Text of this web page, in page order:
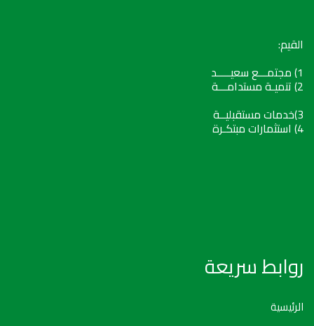
القيم:
1) مجتمـــع سعيـــــد
2) تنميـة مستدامـــة
3)خدمات مستقبليــة
4) استثمارات مبتكـرة
روابط سريعة
الرئيسية